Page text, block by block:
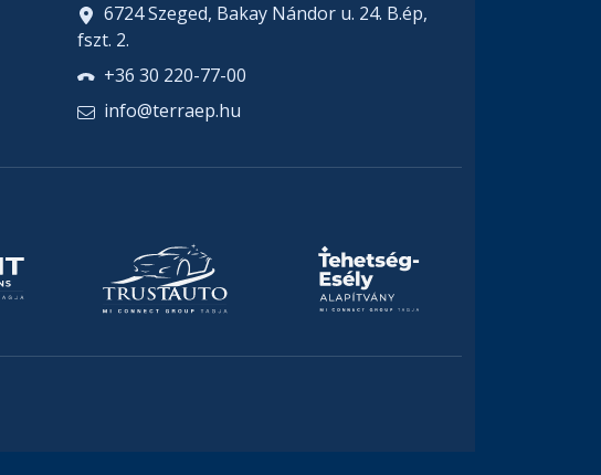
6724 Szeged, Bakay Nándor u. 24. B.ép,
fszt. 2.
+36 30 220-77-00
info@terraep.hu